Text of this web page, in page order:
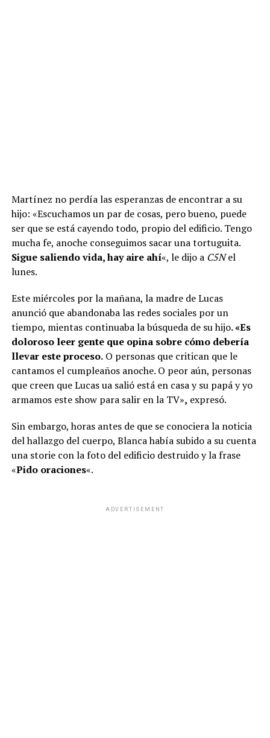
Martínez no perdía las esperanzas de encontrar a su
hijo: «Escuchamos un par de cosas, pero bueno, puede
ser que se está cayendo todo, propio del edificio. Tengo
mucha fe, anoche conseguimos sacar una tortuguita.
Sigue saliendo vida, hay aire ahí«, le dijo a C5Nel
lunes.
Este miércoles por la mañana, la madre de Lucas
anunció que abandonaba las redes sociales por un
tiempo, mientas continuaba la búsqueda de su hijo. «Es
doloroso leer gente que opina sobre cómo debería
llevar este proceso.O personas que critican que le
cantamos el cumpleaños anoche. O peor aún, personas
que creen que Lucas ua salió está en casa y su papá y yo
armamos este show para salir en la TV», expresó.
Sin embargo, horas antes de que se conociera la noticia
del hallazgo del cuerpo, Blanca había subido a su cuenta
una storie con la foto del edificio destruido y la frase
«Pido oraciones«.
ADVERTISEMENT